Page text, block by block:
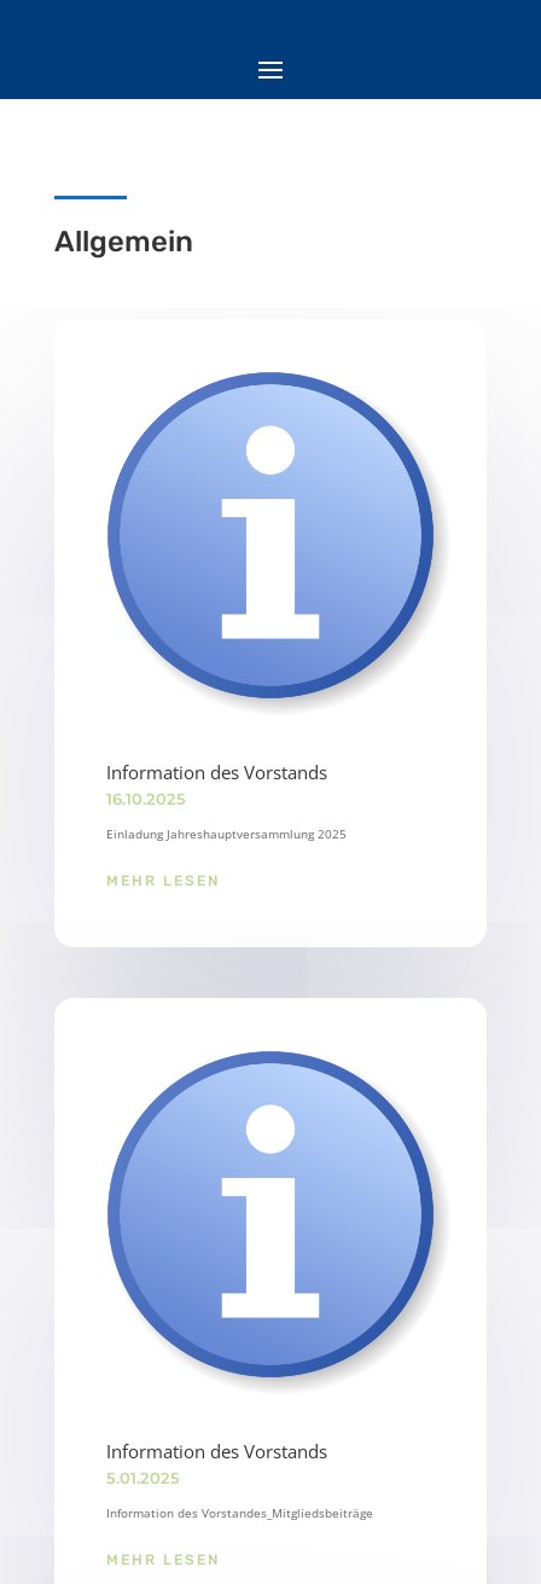
Allgemein
Information des Vorstands
16.10.2025
Einladung Jahreshauptversammlung 2025
MEHR LESEN
Information des Vorstands
5.01.2025
Information des Vorstandes_Mitgliedsbeiträge
MEHR LESEN